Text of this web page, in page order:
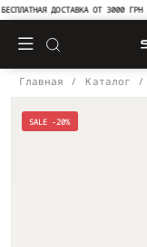
ДОСТАВКА ОТ 3000 ГРН
Главная Каталог
SALE -20%